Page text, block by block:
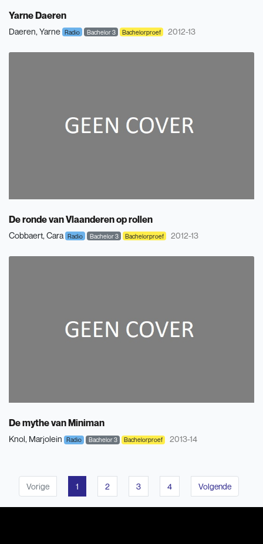
Yarne Daeren
Daeren, Yarne Radio Bachelor 3 Bachelorproef 2012-13
De ronde van Vlaanderen op rollen
Cobbaert, Cara Radio Bachelor 3 Bachelorproef 2012-13
De mythe van Miniman
Knol, Marjolein Radio Bachelor 3 Bachelorproef 2013-14
Vorige 1 2 3 4 Volgende